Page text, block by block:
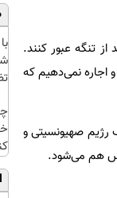
تنگه عبور کنند.
اجاره نمی‌دهیم که
صهیونسیتی و
هم می‌شود.